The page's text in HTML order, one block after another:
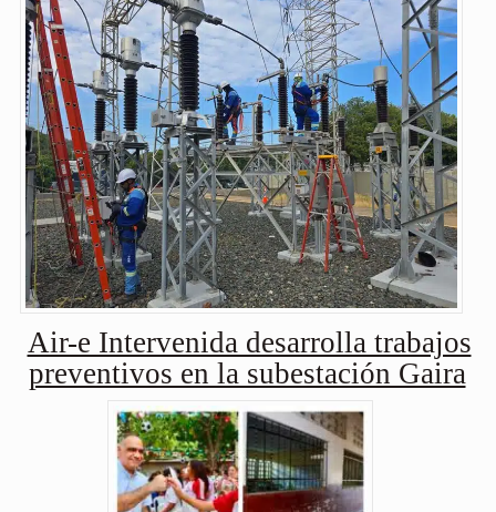
Air-e Intervenida desarrolla trabajos
preventivos en la subestación Gaira